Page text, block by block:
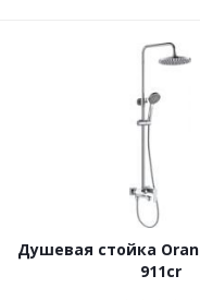
Душевая стойка
911cr